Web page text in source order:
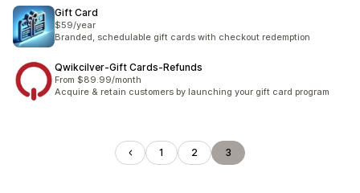
Gift Card
$59/year
Branded, schedulable gift cards with checkout redemption
Qwikcilver‑Gift Cards‑Refunds
From $89.99/month
Acquire & retain customers by launching your gift card program
1 2 3